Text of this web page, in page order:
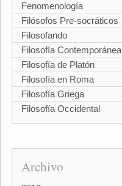
Fenomenología
Filósofos Pre-socráticos
Filosofando
Filosofía Contemporánea
Filosofía de Platón
Filosofía en Roma
Filosofía Griega
Filosofía Occidental
Archivo